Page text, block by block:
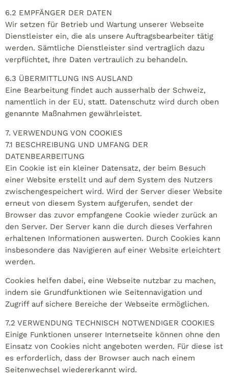
6.2 EMPFÄNGER DER DATEN
Wir setzen für Betrieb und Wartung unserer Webseite
Dienstleister ein, die als unsere Auftragsbearbeiter tätig
werden. Sämtliche Dienstleister sind vertraglich dazu
verpflichtet, Ihre Daten vertraulich zu behandeln.
6.3 ÜBERMITTLUNG INS AUSLAND
Eine Bearbeitung findet auch ausserhalb der Schweiz,
namentlich in der EU, statt. Datenschutz wird durch oben
genannte Maßnahmen gewährleistet.
7. VERWENDUNG VON COOKIES
7.1 BESCHREIBUNG UND UMFANG DER
DATENBEARBEITUNG
Ein Cookie ist ein kleiner Datensatz, der beim Besuch
einer Website erstellt und auf dem System des Nutzers
zwischengespeichert wird. Wird der Server dieser Website
erneut von diesem System aufgerufen, sendet der
Browser das zuvor empfangene Cookie wieder zurück an
den Server. Der Server kann die durch dieses Verfahren
erhaltenen Informationen auswerten. Durch Cookies kann
insbesondere das Navigieren auf einer Website erleichtert
werden.
Cookies helfen dabei, eine Webseite nutzbar zu machen,
indem sie Grundfunktionen wie Seitennavigation und
Zugriff auf sichere Bereiche der Webseite ermöglichen.
7.2 VERWENDUNG TECHNISCH NOTWENDIGER COOKIES
Einige Funktionen unserer Internetseite können ohne den
Einsatz von Cookies nicht angeboten werden. Für diese ist
es erforderlich, dass der Browser auch nach einem
Seitenwechsel wiedererkannt wird.